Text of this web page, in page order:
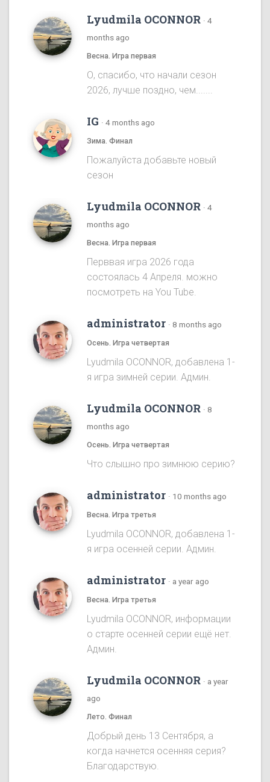
Lyudmila OCONNOR · 4
months ago
Весна. Игра первая
О, спасибо, что начали сезон
2026, лучше поздно, чем.......
IG · 4 months ago
Зима. Финал
Пожалуйста добавьте новый
сезон
Lyudmila OCONNOR · 4
months ago
Весна. Игра первая
Перввая игра 2026 года
состоялась 4 Апреля. можно
посмотреть на You Tube.
administrator · 8 months ago
Осень. Игра четвертая
Lyudmila OCONNOR, добавлена 1-
я игра зимней серии. Админ.
Lyudmila OCONNOR · 8
months ago
Осень. Игра четвертая
Что слышно про зимнюю серию?
administrator · 10 months ago
Весна. Игра третья
Lyudmila OCONNOR, добавлена 1-
я игра осенней серии. Админ.
administrator · a year ago
Весна. Игра третья
Lyudmila OCONNOR, информации
о старте осенней серии ещё нет.
Админ.
Lyudmila OCONNOR · a year
ago
Лето. Финал
Добрый день 13 Сентября, а
когда начнется осенняя серия?
Благодарствую.